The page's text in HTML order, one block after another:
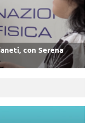
con Serena